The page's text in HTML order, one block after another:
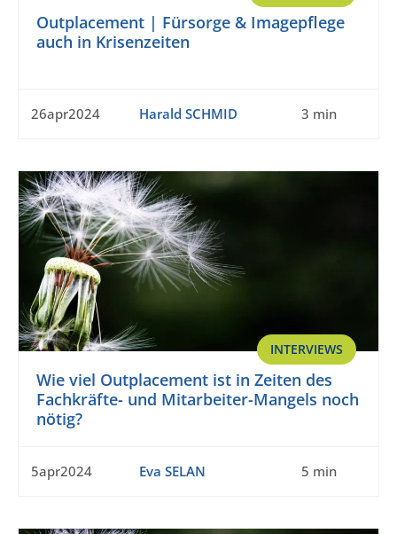
Outplacement | Fürsorge & Imagepflege
auch in Krisenzeiten
26apr2024 Harald SCHMID 3 min
INTERVIEWS
Wie viel Outplacement ist in Zeiten des
Fachkräfte- und Mitarbeiter-Mangels noch
nötig?
5apr2024 Eva SELAN 5 min